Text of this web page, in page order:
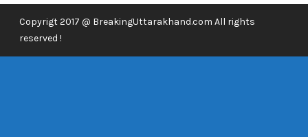
Copyrigt 2017 @ BreakingUttarakhand.com All rights
reserved !